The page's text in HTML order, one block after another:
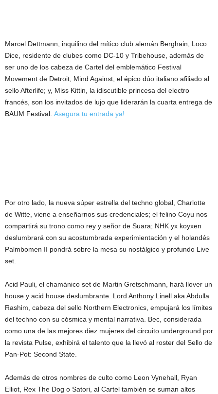
Marcel Dettmann, inquilino del mítico club alemán Berghain; Loco
Dice, residente de clubes como DC-10 y Tribehouse, además de
ser uno de los cabeza de Cartel del emblemático Festival
Movement de Detroit; Mind Against, el épico dúo italiano afiliado al
sello Afterlife; y, Miss Kittin, la idiscutible princesa del electro
francés, son los invitados de lujo que liderarán la cuarta entrega de
BAUM Festival. Asegura tu entrada ya!
Por otro lado, la nueva súper estrella del techno global, Charlotte
de Witte, viene a enseñarnos sus credenciales; el felino Coyu nos
compartirá su trono como rey y señor de Suara; NHK yx koyxen
deslumbrará con su acostumbrada experimientación y el holandés
Palmbomen II pondrá sobre la mesa su nostálgico y profundo Live
set.
Acid Pauli, el chamánico set de Martin Gretschmann, hará llover un
house y acid house deslumbrante. Lord Anthony Linell aka Abdulla
Rashim, cabeza del sello Northern Electronics, empujará los límites
del techno con su cósmica y mental narrativa. Bec, considerada
como una de las mejores diez mujeres del circuito underground por
la revista Pulse, exhibirá el talento que la llevó al roster del Sello de
Pan-Pot: Second State.
Además de otros nombres de culto como Leon Vynehall, Ryan
Elliot, Rex The Dog o Satori, al Cartel también se suman altos